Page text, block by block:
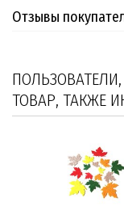
Отзывы
ТОВАР, ТАКЖЕ